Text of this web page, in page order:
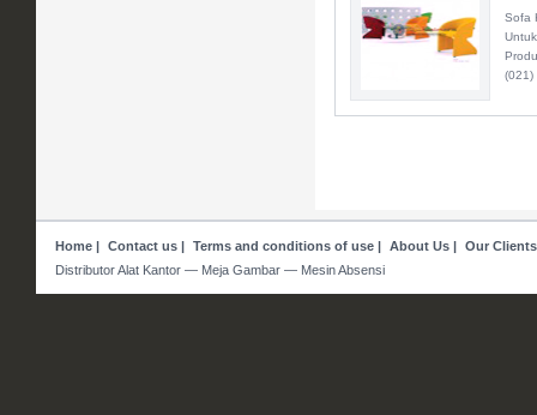
Sofa
(021)
Home| Contact us| Terms and conditions of use| About Us| Our Clients
Distributor Alat Kantor — Meja Gambar — Mesin Absensi